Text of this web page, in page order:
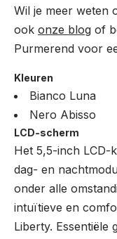
Wil je meer weten
ook onze blog of
Purmerend voor
Kleuren
Bianco Luna
Nero Abisso
LCD-scherm
Het 5,5-inch LCD-
dag- en
onder alle
intuïtieve en
Liberty. Essentiële